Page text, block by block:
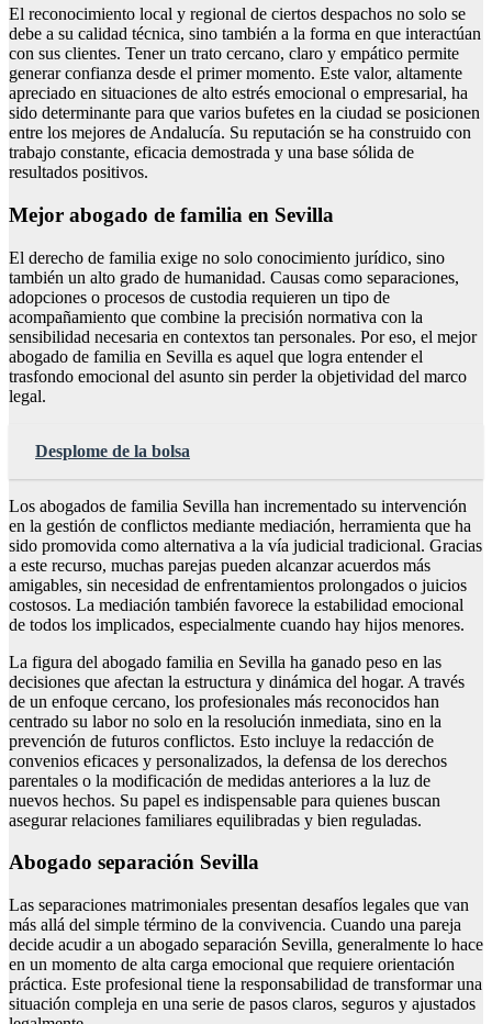
El reconocimiento local y regional de ciertos despachos no solo se
debe a su calidad técnica, sino también a la forma en que interactúan
con sus clientes. Tener un trato cercano, claro y empático permite
generar confianza desde el primer momento. Este valor, altamente
apreciado en situaciones de alto estrés emocional o empresarial, ha
sido determinante para que varios bufetes en la ciudad se posicionen
entre los mejores de Andalucía. Su reputación se ha construido con
trabajo constante, eficacia demostrada y una base sólida de
resultados positivos.
Mejor abogado de familia en Sevilla
El derecho de familia exige no solo conocimiento jurídico, sino
también un alto grado de humanidad. Causas como separaciones,
adopciones o procesos de custodia requieren un tipo de
acompañamiento que combine la precisión normativa con la
sensibilidad necesaria en contextos tan personales. Por eso, el mejor
abogado de familia en Sevilla es aquel que logra entender el
trasfondo emocional del asunto sin perder la objetividad del marco
legal.
Desplome de la bolsa
Los abogados de familia Sevilla han incrementado su intervención
en la gestión de conflictos mediante mediación, herramienta que ha
sido promovida como alternativa a la vía judicial tradicional. Gracias
a este recurso, muchas parejas pueden alcanzar acuerdos más
amigables, sin necesidad de enfrentamientos prolongados o juicios
costosos. La mediación también favorece la estabilidad emocional
de todos los implicados, especialmente cuando hay hijos menores.
La figura del abogado familia en Sevilla ha ganado peso en las
decisiones que afectan la estructura y dinámica del hogar. A través
de un enfoque cercano, los profesionales más reconocidos han
centrado su labor no solo en la resolución inmediata, sino en la
prevención de futuros conflictos. Esto incluye la redacción de
convenios eficaces y personalizados, la defensa de los derechos
parentales o la modificación de medidas anteriores a la luz de
nuevos hechos. Su papel es indispensable para quienes buscan
asegurar relaciones familiares equilibradas y bien reguladas.
Abogado separación Sevilla
Las separaciones matrimoniales presentan desafíos legales que van
más allá del simple término de la convivencia. Cuando una pareja
decide acudir a un abogado separación Sevilla, generalmente lo hace
en un momento de alta carga emocional que requiere orientación
práctica. Este profesional tiene la responsabilidad de transformar una
situación compleja en una serie de pasos claros, seguros y ajustados